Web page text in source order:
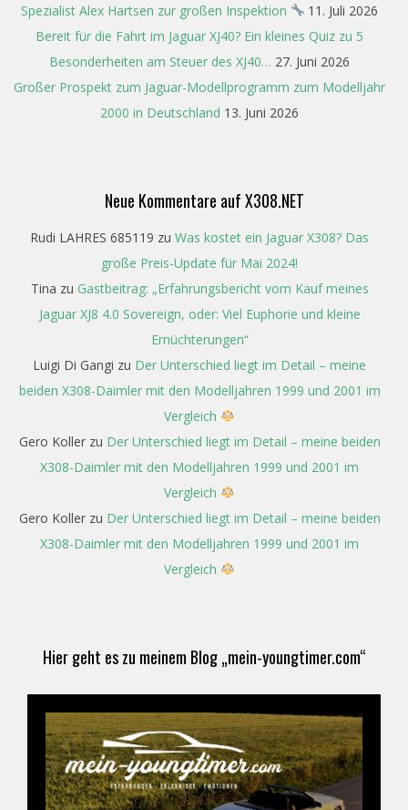
Spezialist Alex Hartsen zur großen Inspektion
11. Juli 2026
Bereit für die Fahrt im Jaguar XJ40? Ein kleines Quiz zu 5
Besonderheiten am Steuer des XJ40… 27. Juni 2026
Großer Prospekt zum Jaguar-Modellprogramm zum Modelljahr
2000 in Deutschland 13. Juni 2026
Neue Kommentare auf X308.NET
Rudi LAHRES 685119 zu Was kostet ein Jaguar X308? Das
große Preis-Update für Mai 2024!
Tina zu Gastbeitrag: „Erfahrungsbericht vom Kauf meines
Jaguar XJ8 4.0 Sovereign, oder: Viel Euphorie und kleine
Ernüchterungen“
Luigi Di Gangi zu Der Unterschied liegt im Detail – meine
beiden X308-Daimler mit den Modelljahren 1999 und 2001 im
Vergleich
Gero Kollerzu Der Unterschied liegt im Detail – meine beiden
X308-Daimler mit den Modelljahren 1999 und 2001 im
Vergleich
Gero Kollerzu Der Unterschied liegt im Detail – meine beiden
X308-Daimler mit den Modelljahren 1999 und 2001 im
Vergleich
Hier geht es zu meinem Blog „mein-youngtimer.com“